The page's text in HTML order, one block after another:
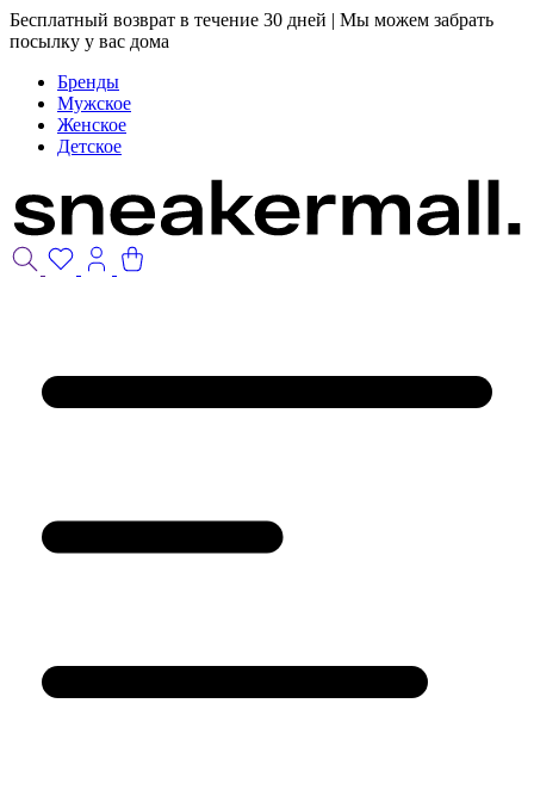
Бесплатный возврат в течение 30 дней | Мы можем забрать
посылку у вас дома
Бренды
Мужское
Женское
Детское